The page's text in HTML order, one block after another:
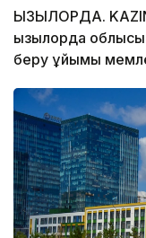
ҚЫЗЫЛОРДА.
Қызылорда
беру ұйымы